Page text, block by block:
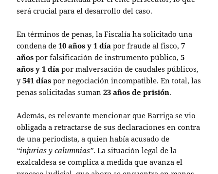
será crucial para el desarrollo del caso.
En términos de penas, la Fiscalía ha solicitado una
condena de10 años y 1 día por fraude al fisco,7
años por falsificación de instrumento público,5
años y 1 día por malversación de caudales públicos,
y541 días por negociación incompatible. En total, las
penas solicitadas suman23 años de prisión.
Además, es relevante mencionar que Barriga se vio
obligada a retractarse de sus declaraciones en contra
de una periodista, a quien había acusado de
“injurias y calumnias”. La situación legal de la
exalcaldesa se complica a medida que avanza el